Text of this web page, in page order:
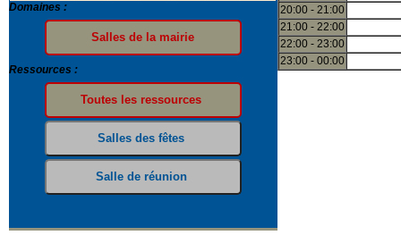
Domaines :
Ressources :
20:00 - 21:00
21:00 - 22:00
22:00 - 23:00
23:00 - 00:00